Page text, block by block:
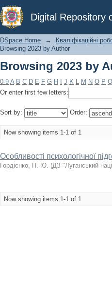
Digital Repository
Browsing 2023 by
DSpace Home →
Кваліфікаційні
Browsing 2023 by Author
Browsing 2023 by
0-9 A B C D E F G H J K L M N O P Q
Or enter first few letters:
Sort by: Order:
Now showing items 1-1 of 1
Особливості психологічної
Гордієнко, П. Ю. (ДЗ "Луганський
Now showing items 1-1 of 1